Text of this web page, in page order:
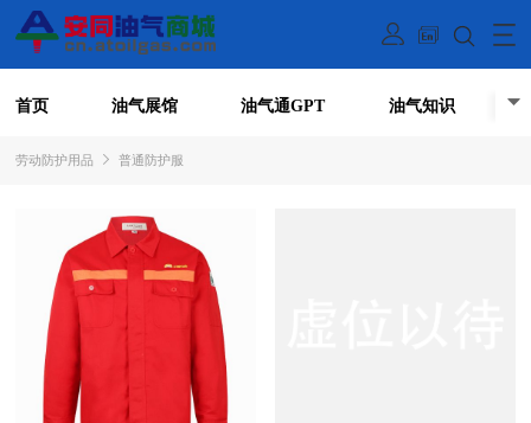
首页 油气展馆 油气通GPT 油气知识
劳动防护用品 普通防护服